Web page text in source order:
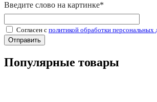
Введите слово на картинке*
Согласен с политикой обработки персональных
Популярные товары